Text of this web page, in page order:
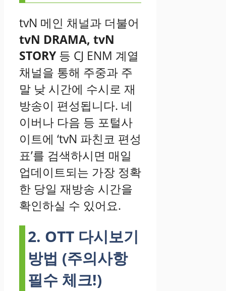
tvN 메인 채널과 더불어
tvN DRAMA, tvN
STORY등 CJ ENM 계열
채널을 통해 주중과 주
말 낮 시간에 수시로 재
방송이 편성됩니다. 네
이버나 다음 등 포털사
이트에 ‘tvN 파친코 편성
표’를 검색하시면 매일
업데이트되는 가장 정확
한 당일 재방송 시간을
확인하실 수 있어요.
2. OTT 다시보기
방법 (주의사항
필수 체크!)